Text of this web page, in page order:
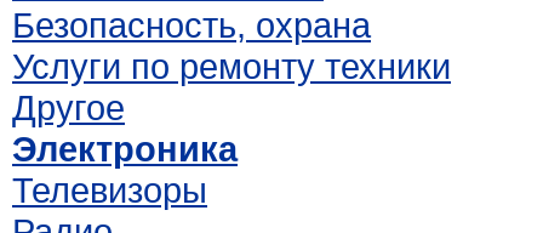
Безопасность, охрана
Услуги по ремонту техники
Другое
Электроника
Телевизоры